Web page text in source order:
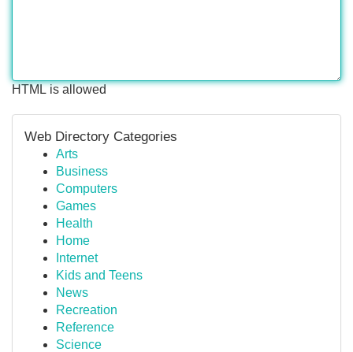
HTML is allowed
Web Directory Categories
Arts
Business
Computers
Games
Health
Home
Internet
Kids and Teens
News
Recreation
Reference
Science